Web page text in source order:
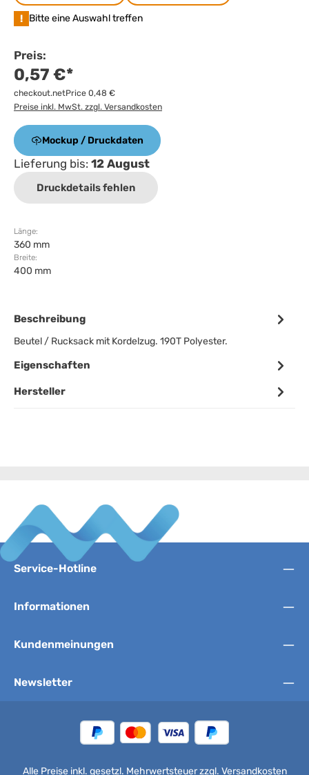
! Bitte eine Auswahl treffen
Preis:
0,57 €*
checkout.netPrice 0,48 €
Preise inkl. MwSt. zzgl. Versandkosten
Mockup / Druckdaten
Lieferung bis: 12 August
Druckdetails fehlen
Länge:
360 mm
Breite:
400 mm
Beschreibung
Beutel / Rucksack mit Kordelzug. 190T Polyester.
Eigenschaften
Hersteller
Service-Hotline
Informationen
Kundenmeinungen
Newsletter
Alle Preise inkl. gesetzl. Mehrwertsteuer zzgl. Versandkosten